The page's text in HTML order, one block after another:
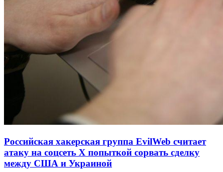
Российская хакерская группа EvilWeb считает
атаку на соцсеть Х попыткой сорвать сделку
между США и Украиной